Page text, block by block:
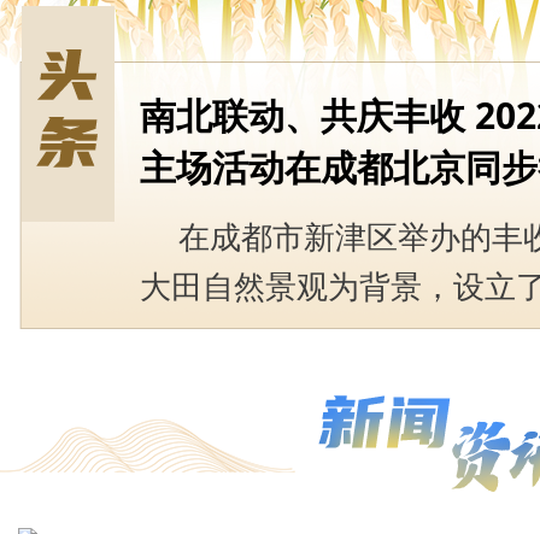
南北联动、共庆丰收
主场活动在成都北京同
在成都市新津区举办的丰
大田自然景观为背景，设立
巩固拓展脱贫攻坚成果同乡
与丰收”等主题展览，开展
艺术周、农民趣味运动赛事
色活动，吸引了广大群众积